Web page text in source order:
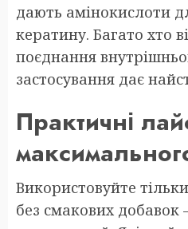
дають амінокислоти
кератину. Багато хто
поєднання
застосування дає
Практичні
Використовуйте
без смакових